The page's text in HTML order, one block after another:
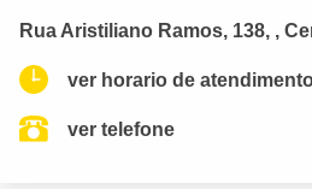
Rua Aristiliano Ramos, 138, ,
ver horario de
ver telefone